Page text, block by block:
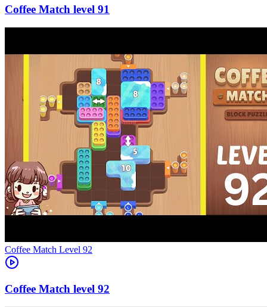
91
Level 92
92